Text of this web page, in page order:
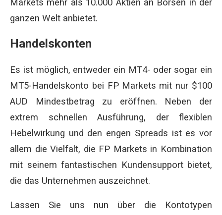
Markets mehr als 10.000 Aktien an Börsen in der
ganzen Welt anbietet.
Handelskonten
Es ist möglich, entweder ein MT4- oder sogar ein
MT5-Handelskonto bei FP Markets mit nur $100
AUD Mindestbetrag zu eröffnen. Neben der
extrem schnellen Ausführung, der flexiblen
Hebelwirkung und den engen Spreads ist es vor
allem die Vielfalt, die FP Markets in Kombination
mit seinem fantastischen Kundensupport bietet,
die das Unternehmen auszeichnet.
Lassen Sie uns nun über die Kontotypen